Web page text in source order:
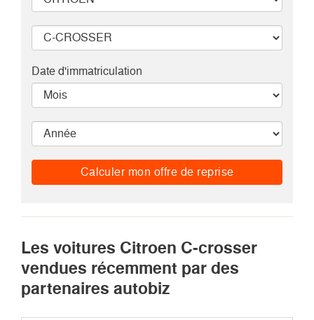
Date d'immatriculation
Calculer mon offre de reprise
Les voitures Citroen C-crosser
vendues récemment par des
partenaires autobiz